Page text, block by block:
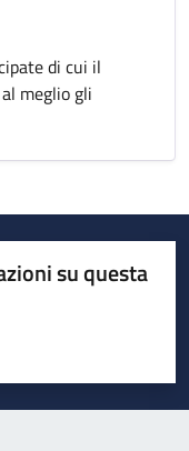
di cui il
meglio gli
su questa